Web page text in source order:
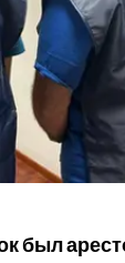
был